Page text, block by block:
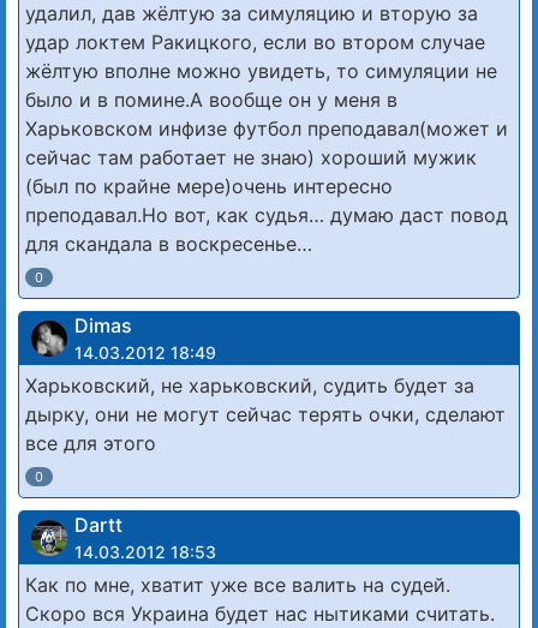
удалил, дав жёлтую за симуляцию и вторую за
удар локтем Ракицкого, если во втором случае
жёлтую вполне можно увидеть, то симуляции не
было и в помине.А вообще он у меня в
Харьковском инфизе футбол преподавал(может и
сейчас там работает не знаю) хороший мужик
(был по крайне мере)очень интересно
преподавал.Но вот, как судья… думаю даст повод
для скандала в воскресенье…
0
Dimas
14.03.2012 18:49
Харьковский, не харьковский, судить будет за
дырку, они не могут сейчас терять очки, сделают
все для этого
0
Dartt
14.03.2012 18:53
Как по мне, хватит уже все валить на судей.
Скоро вся Украина будет нас нытиками считать.